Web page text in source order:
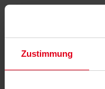
Zustimmung